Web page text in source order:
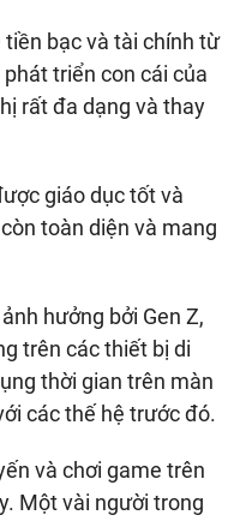
tiền bạc và tài chính từ
triển con cái của
rất đa dạng và thay
giáo dục tốt và
toàn diện và mang
hưởng bởi Gen Z,
trên các thiết bị di
thời gian trên màn
các thế hệ trước đó.
và chơi game trên
Một vài người trong